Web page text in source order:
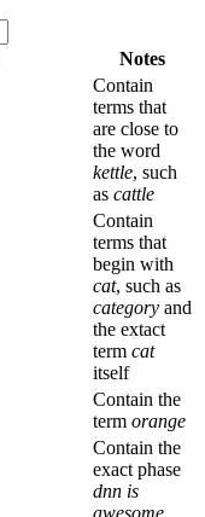
Notes
Contain
terms that
are close to
the word
kettle, such
as cattle
Contain
terms that
begin with
cat, such as
category and
the extact
term cat
itself
Contain the
term orange
Contain the
exact phase
dnn is
awesome